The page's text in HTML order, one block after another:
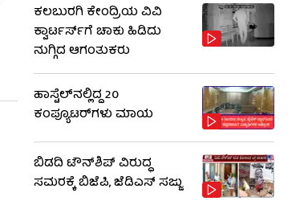
ಕಲಬುರಗಿ ಕೇಂದ್ರಿಯ ವಿವಿ
ಕ್ವಾರ್ಟರ್ಸ್‌ಗೆ ಚಾಕು ಹಿಡಿದು
ನುಗ್ಗಿದ ಆಗಂತುಕರು
ಹಾಸ್ಟೆಲ್‌ನಲ್ಲಿದ್ದ 20
ಕಂಪ್ಯೂಟರ್‌ಗಳು ಮಾಯ
ಬಿಡದಿ ಟೌನ್‌ಶಿಪ್ ವಿರುದ್ಧ
ಸಮರಕ್ಕೆ ಬಿಜೆಪಿ, ಜೆಡಿಎಸ್ ಸಜ್ಜು